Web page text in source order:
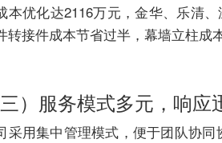
本优化达2116万元，金华、乐清
转接件成本节省过半，幕墙立柱成
三）服务模式多元，响应
采用集中管理模式，便于团队协